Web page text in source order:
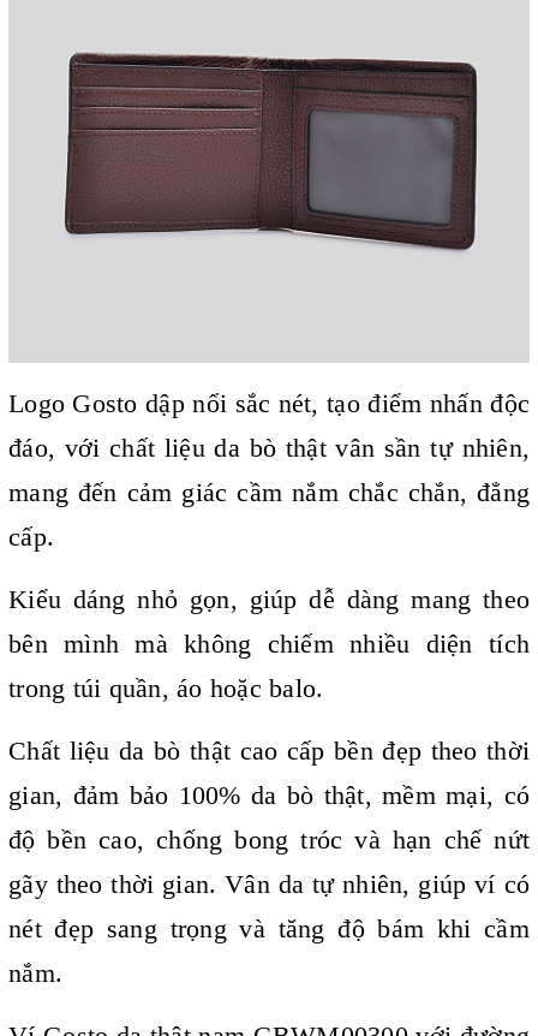
Logo Gosto dập nổi sắc nét, tạo điểm nhấn độc
đáo, với chất liệu da bò thật vân sần tự nhiên,
mang đến cảm giác cầm nắm chắc chắn, đẳng
cấp.
Kiểu dáng nhỏ gọn, giúp dễ dàng mang theo
bên mình mà không chiếm nhiều diện tích
trong túi quần, áo hoặc balo.
Chất liệu da bò thật cao cấp bền đẹp theo thời
gian, đảm bảo 100% da bò thật, mềm mại, có
độ bền cao, chống bong tróc và hạn chế nứt
gãy theo thời gian.Vân da tự nhiên, giúp ví có
nét đẹp sang trọng và tăng độ bám khi cầm
nắm.